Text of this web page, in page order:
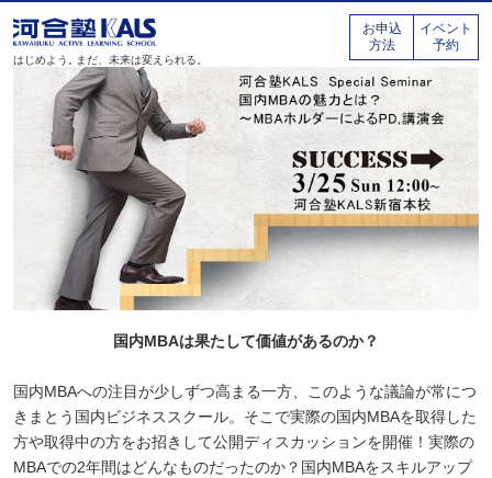
はじめよう。まだ、未来は変えられる。
お申込
方法
イベント
予約
国内MBAは果たして価値があるのか？
国内MBAへの注目が少しずつ高まる一方、このような議論が常につ
きまとう国内ビジネススクール。そこで実際の国内MBAを取得した
方や取得中の方をお招きして公開ディスカッションを開催！実際の
MBAでの2年間はどんなものだったのか？国内MBAをスキルアップ